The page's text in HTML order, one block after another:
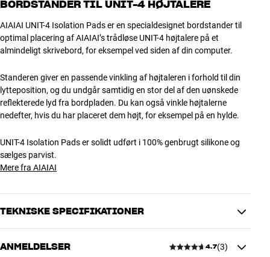
BORDSTANDER TIL UNIT-4 HØJTALERE
AIAIAI UNIT-4 Isolation Pads er en specialdesignet bordstander til
optimal placering af AIAIAI’s trådløse UNIT-4 højtalere på et
almindeligt skrivebord, for eksempel ved siden af din computer.
Standeren giver en passende vinkling af højtaleren i forhold til din
lytteposition, og du undgår samtidig en stor del af den uønskede
reflekterede lyd fra bordpladen. Du kan også vinkle højtalerne
nedefter, hvis du har placeret dem højt, for eksempel på en hylde.
UNIT-4 Isolation Pads er solidt udført i 100% genbrugt silikone og
sælges parvist.
Mere fra AIAIAI
TEKNISKE SPECIFIKATIONER
DIMENSIONER OG DESIGN
ANMELDELSER 4.7(3)